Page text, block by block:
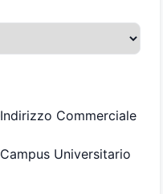
Indirizzo Commerciale
Campus Universitario